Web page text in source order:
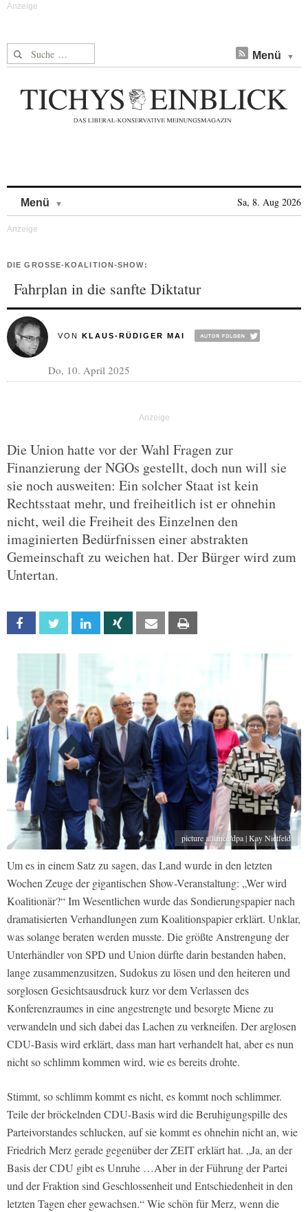
Suche nach: Menü
Menü Sa, 8. Aug 2026
DIE GROSSE-KOALITION-SHOW:
Fahrplan in die sanfte Diktatur
VON KLAUS-RÜDIGER MAI
Do, 10. April 2025
Die Union hatte vor der Wahl Fragen zur
Finanzierung der NGOs gestellt, doch nun will sie
sie noch ausweiten: Ein solcher Staat ist kein
Rechtsstaat mehr, und freiheitlich ist er ohnehin
nicht, weil die Freiheit des Einzelnen den
imaginierten Bedürfnissen einer abstrakten
Gemeinschaft zu weichen hat. Der Bürger wird zum
Untertan.
Facebook Twitter Linkedin Xing Email
picture alliance/dpa | Kay Nietfeld
Um es in einem Satz zu sagen, das Land wurde in den letzten
Wochen Zeuge der gigantischen Show-Veranstaltung: „Wer wird
Koalitionär?“ Im Wesentlichen wurde das Sondierungspapier nach
dramatisierten Verhandlungen zum Koalitionspapier erklärt. Unklar,
was solange beraten werden musste. Die größte Anstrengung der
Unterhändler von SPD und Union dürfte darin bestanden haben,
lange zusammenzusitzen, Sudokus zu lösen und den heiteren und
sorglosen Gesichtsausdruck kurz vor dem Verlassen des
Konferenzraumes in eine angestrengte und besorgte Miene zu
verwandeln und sich dabei das Lachen zu verkneifen. Der arglosen
CDU-Basis wird erklärt, dass man hart verhandelt hat, aber es nun
nicht so schlimm kommen wird, wie es bereits drohte.
Stimmt, so schlimm kommt es nicht, es kommt noch schlimmer.
Teile der bröckelnden CDU-Basis wird die Beruhigungspille des
Parteivorstandes schlucken, auf sie kommt es ohnehin nicht an, wie
Friedrich Merz gerade gegenüber der ZEIT erklärt hat. „Ja, an der
Basis der CDU gibt es Unruhe …Aber in der Führung der Partei
und der Fraktion sind Geschlossenheit und Entschiedenheit in den
letzten Tagen eher gewachsen.“ Wie schön für Merz, wenn die